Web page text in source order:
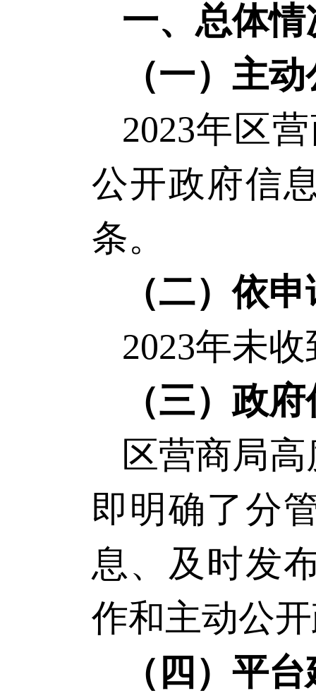
一、总体情
（一） 主动
2023年 区
公开政府信
条。
（二）依申
2023年未收
（三）政府
区营商局
即明确了分
息、及时发
作和主动公
（四）平